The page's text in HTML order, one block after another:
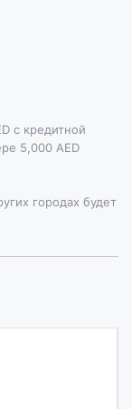
с кредитной
5,000 AED
городах будет